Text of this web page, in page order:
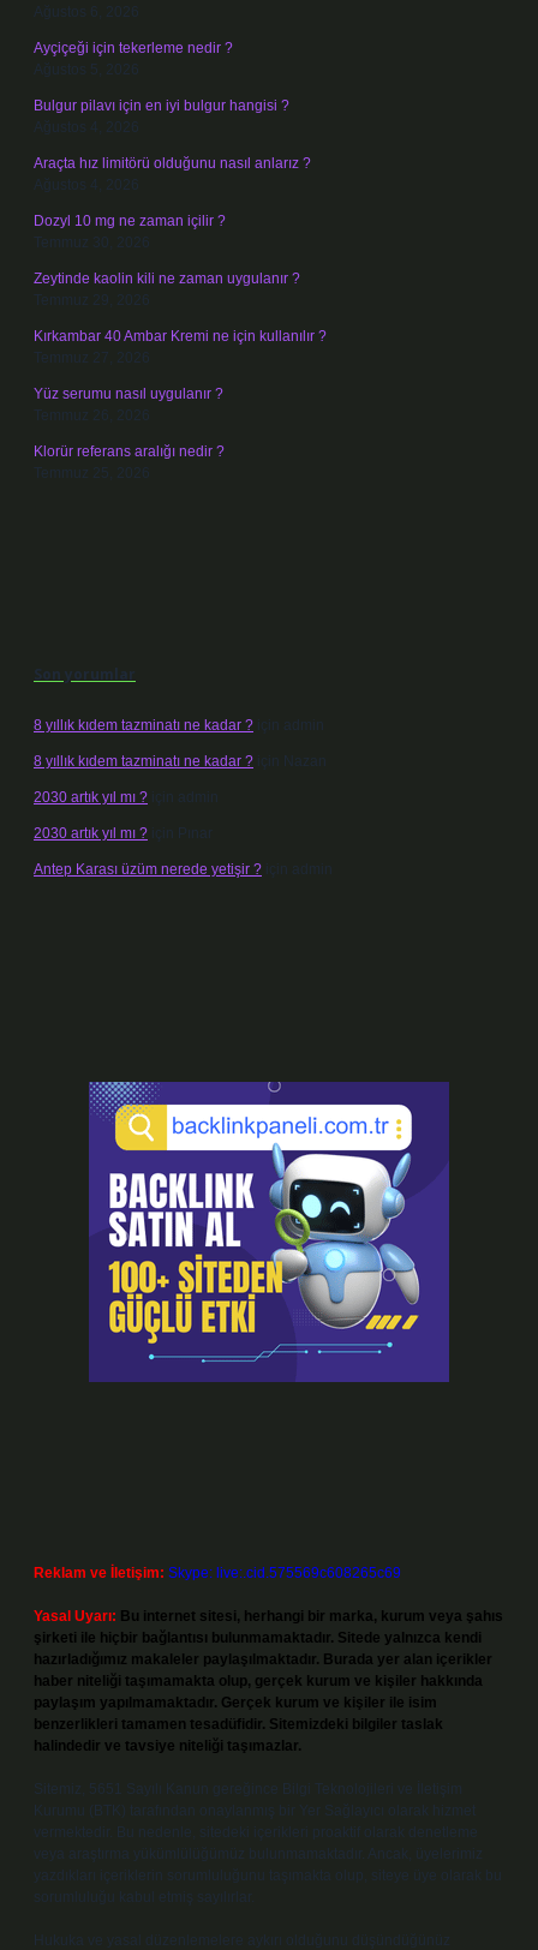
Ağustos 6, 2026
Ayçiçeği için tekerleme nedir ?
Ağustos 5, 2026
Bulgur pilavı için en iyi bulgur hangisi ?
Ağustos 4, 2026
Araçta hız limitörü olduğunu nasıl anlarız ?
Ağustos 4, 2026
Dozyl 10 mg ne zaman içilir ?
Temmuz 30, 2026
Zeytinde kaolin kili ne zaman uygulanır ?
Temmuz 29, 2026
Kırkambar 40 Ambar Kremi ne için kullanılır ?
Temmuz 27, 2026
Yüz serumu nasıl uygulanır ?
Temmuz 26, 2026
Klorür referans aralığı nedir ?
Temmuz 25, 2026
Son yorumlar
8 yıllık kıdem tazminatı ne kadar ? için admin
8 yıllık kıdem tazminatı ne kadar ? için Nazan
2030 artık yıl mı ? için admin
2030 artık yıl mı ? için Pınar
Antep Karası üzüm nerede yetişir ? için admin
Reklam ve İletişim: Skype: live:.cid.575569c608265c69
Yasal Uyarı: Bu internet sitesi, herhangi bir marka, kurum veya şahıs
şirketi ile hiçbir bağlantısı bulunmamaktadır. Sitede yalnızca kendi
hazırladığımız makaleler paylaşılmaktadır. Burada yer alan içerikler
haber niteliği taşımamakta olup, gerçek kurum ve kişiler hakkında
paylaşım yapılmamaktadır. Gerçek kurum ve kişiler ile isim
benzerlikleri tamamen tesadüfidir. Sitemizdeki bilgiler taslak
halindedir ve tavsiye niteliği taşımazlar.
Sitemiz, 5651 Sayılı Kanun gereğince Bilgi Teknolojileri ve İletişim
Kurumu (BTK) tarafından onaylanmış bir Yer Sağlayıcı olarak hizmet
vermektedir. Bu nedenle, sitedeki içerikleri proaktif olarak denetleme
veya araştırma yükümlülüğümüz bulunmamaktadır. Ancak, üyelerimiz
yazdıkları içeriklerin sorumluluğunu taşımakta olup, siteye üye olarak bu
sorumluluğu kabul etmiş sayılırlar.
Hukuka ve yasal düzenlemelere aykırı olduğunu düşündüğünüz